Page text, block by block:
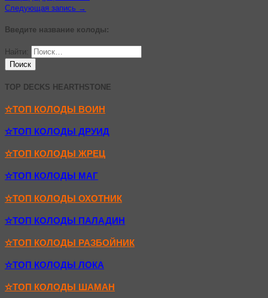
Следующая запись →
Введите название колоды:
Найти:
TOP DECKS HEARTHSTONE
✫ТОП КОЛОДЫ ВОИН
✫ТОП КОЛОДЫ ДРУИД
✫ТОП КОЛОДЫ ЖРЕЦ
✫ТОП КОЛОДЫ МАГ
✫ТОП КОЛОДЫ ОХОТНИК
✫ТОП КОЛОДЫ ПАЛАДИН
✫ТОП КОЛОДЫ РАЗБОЙНИК
✫ТОП КОЛОДЫ ЛОКА
✫ТОП КОЛОДЫ ШАМАН